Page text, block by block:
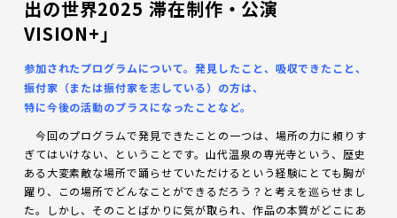
出の世界2025 滞在制作・公演
VISION+ 」
参加されたプログラムについて。発見したこと、吸収できたこと、
振付家（または振付家を志している）の方は、
特に今後の活動のプラスになったことなど。
今回のプログラムで発見できたことの一つは、場所の力に頼りす
ぎてはいけない、ということです。山代温泉の専光寺という、歴史
ある大変素敵な場所で踊らせていただけるという経験にとても胸が
躍り、この場所でどんなことができるだろう？と考えを巡らせまし
た。しかし、そのことばかりに気が取られ、作品の本質がどこにあ